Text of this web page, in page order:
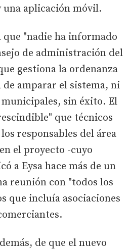
una aplicación móvil.
"nadie ha informado
de administración del
gestiona la ordenanza
amparar el sistema, ni
sin éxito. El
que técnicos
responsables del área
el proyecto -cuyo
a Eysa hace más de un
reunión con "todos los
que incluía asociaciones
de que el nuevo